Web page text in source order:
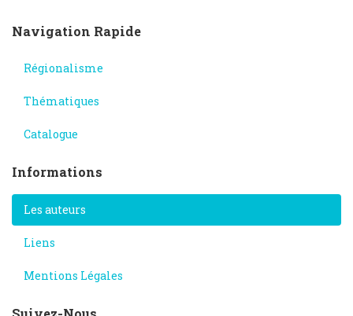
Navigation Rapide
Régionalisme
Thématiques
Catalogue
Informations
Les auteurs
Liens
Mentions Légales